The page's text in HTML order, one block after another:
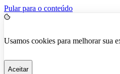
Pular para o conteúdo
Usamos cookies para melhorar sua
Aceitar